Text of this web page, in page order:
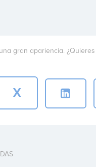
gran apariencia.
X